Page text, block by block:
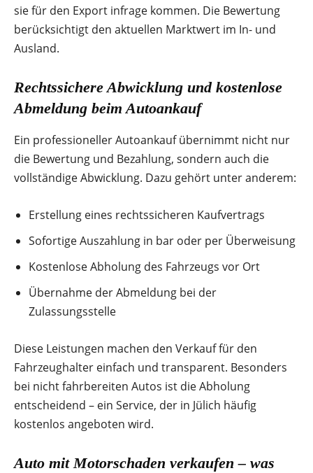
sie für den Export infrage kommen. Die Bewertung
berücksichtigt den aktuellen Marktwert im In- und
Ausland.
Rechtssichere Abwicklung und kostenlose
Abmeldung beim Autoankauf
Ein professioneller Autoankauf übernimmt nicht nur
die Bewertung und Bezahlung, sondern auch die
vollständige Abwicklung. Dazu gehört unter anderem:
Erstellung eines rechtssicheren Kaufvertrags
Sofortige Auszahlung in bar oder per Überweisung
Kostenlose Abholung des Fahrzeugs vor Ort
Übernahme der Abmeldung bei der
Zulassungsstelle
Diese Leistungen machen den Verkauf für den
Fahrzeughalter einfach und transparent. Besonders
bei nicht fahrbereiten Autos ist die Abholung
entscheidend – ein Service, der in Jülich häufig
kostenlos angeboten wird.
Auto mit Motorschaden verkaufen – was